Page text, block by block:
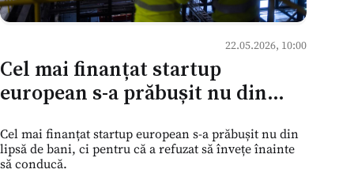
22.05.2026, 10:00
Cel mai finanțat startup
european s-a prăbușit nu din
refuzat să învețe înainte să
conducă.
Cel mai finanțat startup european s-a prăbușit nu din
lipsă de bani, ci pentru că a refuzat să învețe înainte
să conducă.